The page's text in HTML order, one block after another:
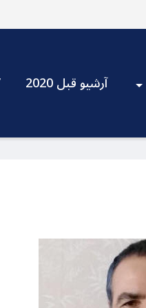
آرشیو قبل 2020